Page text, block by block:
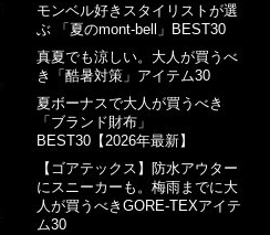
モンベル好きスタイリストが選
ぶ 「夏のmont-bell」BEST30
真夏でも涼しい。大人が買うべ
き「酷暑対策」アイテム30
夏ボーナスで大人が買うべき
「ブランド財布」
BEST30【2026年最新】
【ゴアテックス】防水アウター
にスニーカーも。梅雨までに大
人が買うべきGORE-TEXアイテ
ム30